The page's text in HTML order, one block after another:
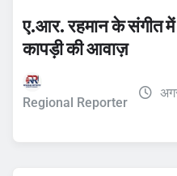
ए.आर. रहमान के संगीत
कापड़ी की आवाज़
Regional Reporter